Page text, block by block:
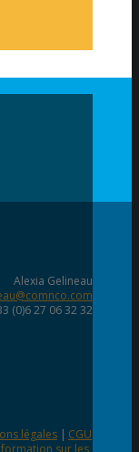
Alexia Gelineau
(0)6 27 06 32 32
légales| CGU
sur les